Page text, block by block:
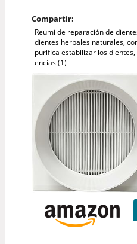
Compartir:
Reumi de reparación de
dientes herbales naturales,
purifica estabilizar los
encías (1)